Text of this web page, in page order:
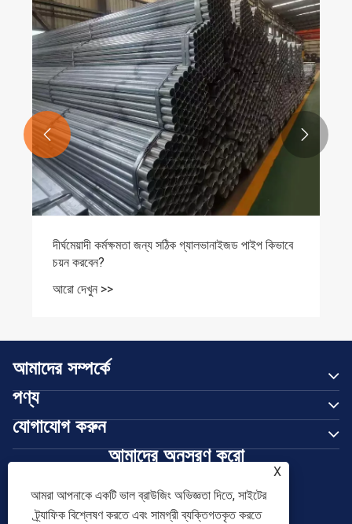
দীর্ঘমেয়াদী কর্মক্ষমতা জন্য সঠিক গ্যালভানাইজড পাইপ কিভাবে
চয়ন করবেন?
আরো দেখুন >>
 
আমাদের সম্পর্কে
পণ্য
যোগাযোগ করুন
আমাদের অনুসরণ করো
X
আমরা আপনাকে একটি ভাল ব্রাউজিং অভিজ্ঞতা দিতে, সাইটের
ট্র্যাফিক বিশ্লেষণ করতে এবং সামগ্রী ব্যক্তিগতকৃত করতে